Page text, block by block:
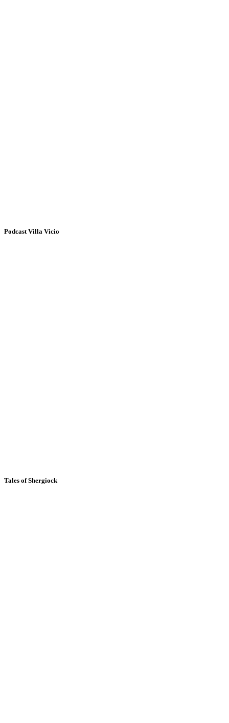
Podcast Villa Vicio
Tales of Shergiock